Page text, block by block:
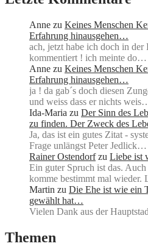
Anne zu Keines Menschen
Erfahrung hinausgehen…
ach, jetzt habe ich doch in
kommentiert ! ich meinte do…
Anne zu Keines Menschen
Erfahrung hinausgehen…
ja ! da gab´s doch diesen
und weiss dass er nichts
Ida-Maria zu Der Sinn des
zu finden. Der Zweck des
Ja, das ist ein gutes Zitat -
Frage unlängst Peter Jedlick…
Rainer Ostendorf zu Liebe ist
Ein guter Spruch ist das.
komme bestimmt mal
Martin zu Die Ehe ist wie ein
gewählt hat…
Vielen Dank aus der
Themen